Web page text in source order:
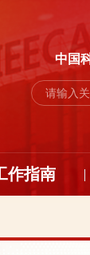
中国
作指南